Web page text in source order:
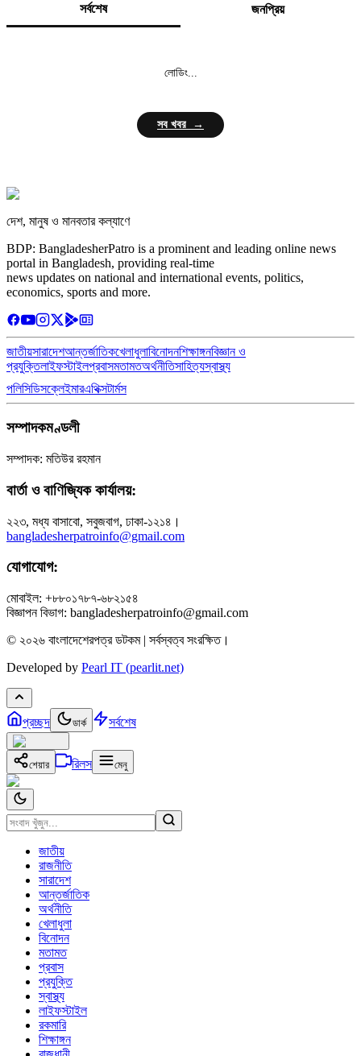
সর্বশেষ জনপ্রিয়
লোডিং...
সব খবর →
দেশ, মানুষ ও মানবতার কল্যাণে
BDP: BangladesherPatro is a prominent and leading online news
portal in Bangladesh, providing real-time
news updates on national and international events, politics,
economics, sports and more.
জাতীয়সারাদেশআন্তর্জাতিকখেলাধুলাবিনোদনশিক্ষাঙ্গনবিজ্ঞান ও
প্রযুক্তিলাইফস্টাইলপ্রবাসমতামতঅর্থনীতিসাহিত্যস্বাস্থ্য
পলিসিডিসক্লেইমারএথিক্সটার্মস
সম্পাদকমণ্ডলী
সম্পাদক: মতিউর রহমান
বার্তা ও বাণিজ্যিক কার্যালয়:
২২৩, মধ্য বাসাবো, সবুজবাগ, ঢাকা-১২১৪।
bangladesherpatroinfo@gmail.com
যোগাযোগ:
মোবাইল: +৮৮০১৭৮৭-৬৮২১৫৪
বিজ্ঞাপন বিভাগ: bangladesherpatroinfo@gmail.com
© ২০২৬ বাংলাদেশেরপত্র ডটকম | সর্বস্বত্ব সংরক্ষিত।
Developed by Pearl IT (pearlit.net)
প্রচ্ছদ ডার্ক সর্বশেষ
শেয়ার রিলস মেনু
জাতীয়
রাজনীতি
সারাদেশ
আন্তর্জাতিক
অর্থনীতি
খেলাধুলা
বিনোদন
মতামত
প্রবাস
প্রযুক্তি
স্বাস্থ্য
লাইফস্টাইল
রকমারি
শিক্ষাঙ্গন